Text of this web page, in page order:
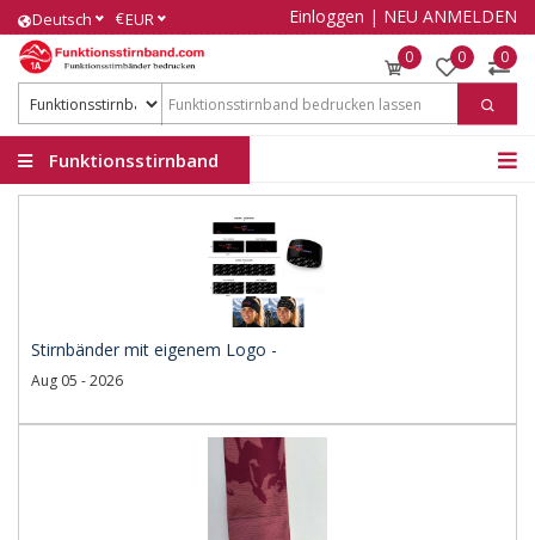
Deutsch €EUR Einloggen | NEU ANMELDEN
0 0 0
Funktionsstirnband
Stirnbänder mit eigenem Logo -
Aug 05 - 2026